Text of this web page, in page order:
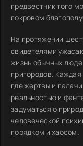
предвестник того
покровом
На протяжении
свидетелями
жизнь обычных
пригородов.
где жертвы и
реальностью и
задуматься о
человеческой
порядком и хаосом.